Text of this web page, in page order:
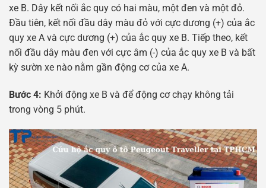
xe B. Dây kết nối ắc quy có hai màu, một đen và một đỏ.
Đầu tiên, kết nối đầu dây màu đỏ với cực dương (+) của ắc
quy xe A và cực dương (+) của ắc quy xe B. Tiếp theo, kết
nối đầu dây màu đen với cực âm (-) của ắc quy xe B và bất
kỳ sườn xe nào nằm gần động cơ của xe A.
Bước 4: Khởi động xe B và để động cơ chạy không tải
trong vòng 5 phút.